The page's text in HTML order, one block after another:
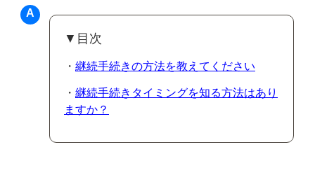
▼目次
・ 継続手続きの方法を教えてください
・ 継続手続きタイミングを知る方法はあり
ますか？